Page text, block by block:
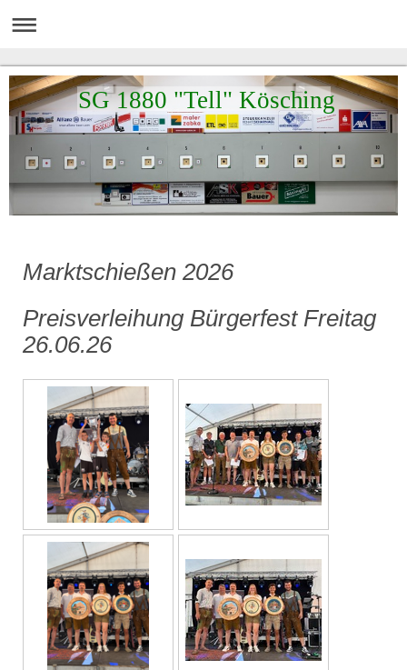
SG 1880 "Tell" Kösching
Marktschießen 2026
Preisverleihung Bürgerfest Freitag
26.06.26